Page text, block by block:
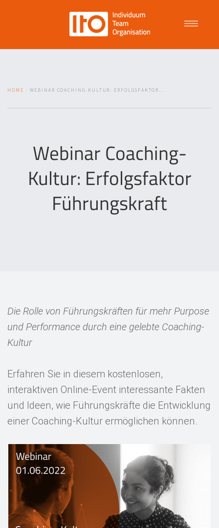
HOME WEBINAR COACHING-KULTUR: ERFOLGSFAKTOR...
Webinar Coaching-
Kultur: Erfolgsfaktor
Führungskraft
Die Rolle von Führungskräften für mehr Purpose
und Performance durch eine gelebte Coaching-
Kultur
Erfahren Sie in diesem kostenlosen,
interaktiven Online-Event interessante Fakten
und Ideen, wie Führungskräfte die Entwicklung
einer Coaching-Kultur ermöglichen können.